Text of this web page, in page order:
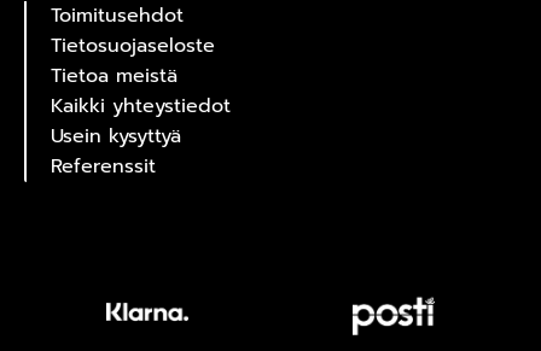
Toimitusehdot
Tietosuojaseloste
Tietoa meistä
Kaikki yhteystiedot
Usein kysyttyä
Referenssit